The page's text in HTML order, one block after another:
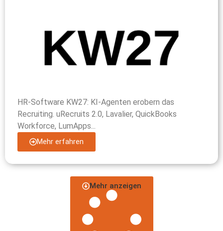
HR-Software KW27: KI-Agenten erobern das
Recruiting. uRecruits 2.0, Lavalier, QuickBooks
Workforce, LumApps...
Mehr erfahren
Mehr anzeigen